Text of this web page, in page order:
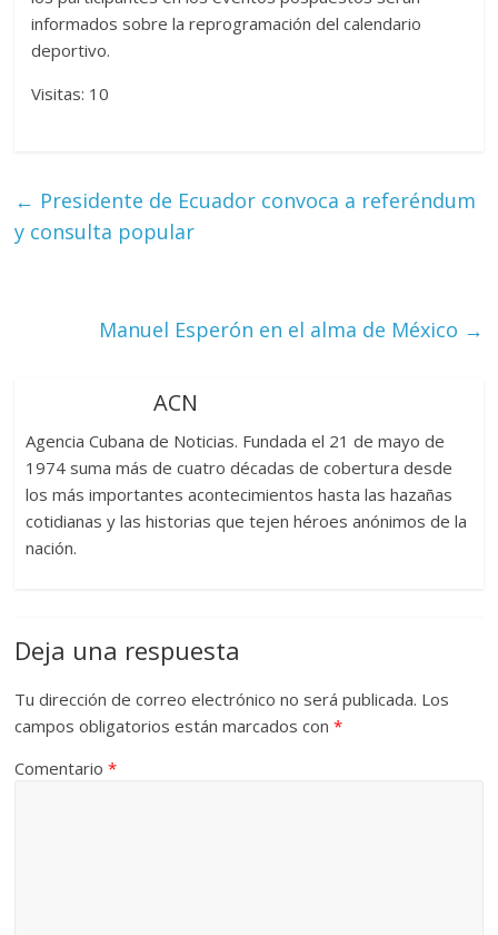
informados sobre la reprogramación del calendario
deportivo.
Visitas: 10
← Presidente de Ecuador convoca a referéndum
y consulta popular
Manuel Esperón en el alma de México →
ACN
Agencia Cubana de Noticias. Fundada el 21 de mayo de
1974 suma más de cuatro décadas de cobertura desde
los más importantes acontecimientos hasta las hazañas
cotidianas y las historias que tejen héroes anónimos de la
nación.
Deja una respuesta
Tu dirección de correo electrónico no será publicada. Los
campos obligatorios están marcados con*
Comentario*